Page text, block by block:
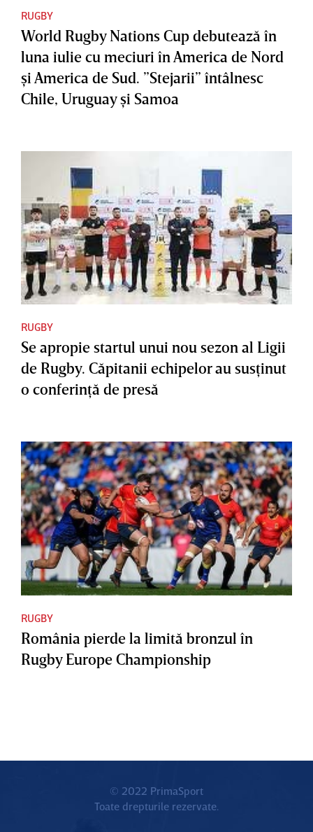
RUGBY
World Rugby Nations Cup debutează în
luna iulie cu meciuri în America de Nord
şi America de Sud. ”Stejarii” întâlnesc
Chile, Uruguay şi Samoa
RUGBY
Se apropie startul unui nou sezon al Ligii
de Rugby. Căpitanii echipelor au susţinut
o conferinţă de presă
RUGBY
România pierde la limită bronzul în
Rugby Europe Championship
© 2022 PrimaSport
Toate drepturile rezervate.